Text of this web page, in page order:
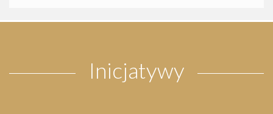
Inicjatywy